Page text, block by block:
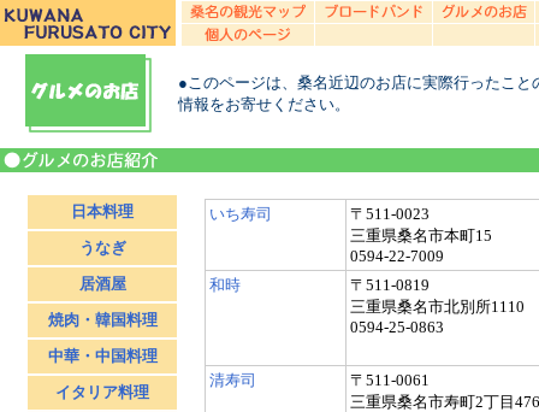
●このページは、桑名近辺のお店に実際行ったこ
情報をお寄せください。
日本料理
うなぎ
居酒屋
焼肉・韓国料理
中華・中国料理
イタリア料理
いち寿司
〒511-0023
三重県桑名市本町15
0594-22-7009
和時
〒511-0819
三重県桑名市北別所1110
0594-25-0863
清寿司
〒511-0061
三重県桑名市寿町2丁目